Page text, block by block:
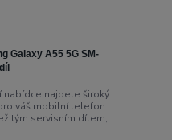
Galaxy A55 5G SM-
nabídce najdete široký
váš mobilní telefon.
servisním dílem,